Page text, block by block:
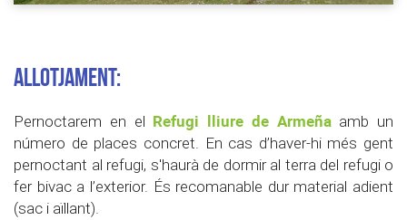
ALLOTJAMENT:
Pernoctarem en el Refugi lliure de Armeñaamb un
número de places concret. En cas d’haver-hi més gent
pernoctant al refugi, s'haurà de dormir al terra del refugi o
fer bivac a l’exterior. És recomanable dur material adient
(sac i aïllant).